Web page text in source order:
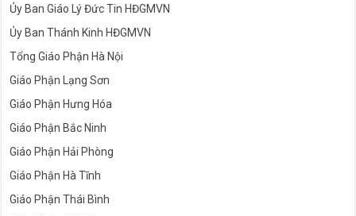
Ủy Ban Giáo Lý Đức Tin HĐGMVN
Ủy Ban Thánh Kinh HĐGMVN
Tổng Giáo Phận Hà Nội
Giáo Phận Lạng Sơn
Giáo Phận Hưng Hóa
Giáo Phận Bắc Ninh
Giáo Phận Hải Phòng
Giáo Phận Hà Tĩnh
Giáo Phận Thái Bình